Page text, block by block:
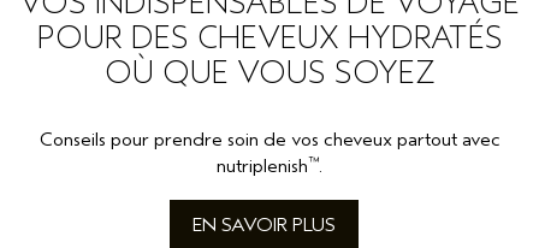
POUR DES CHEVEUX HYDRATÉS
OÙ QUE VOUS SOYEZ
Conseils pour prendre soin de vos cheveux partout avec
nutriplenish™.
EN SAVOIR PLUS